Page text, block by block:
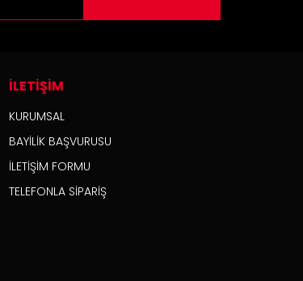
İLETİŞİM
KURUMSAL
BAYİLİK BAŞVURUSU
İLETİŞİM FORMU
TELEFONLA SİPARİŞ